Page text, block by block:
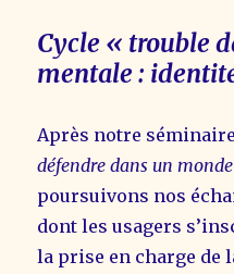
Cycle « trouble
mentale :
Après notre
défendre dans un
poursuivons nos
dont les usagers
la prise en charge de